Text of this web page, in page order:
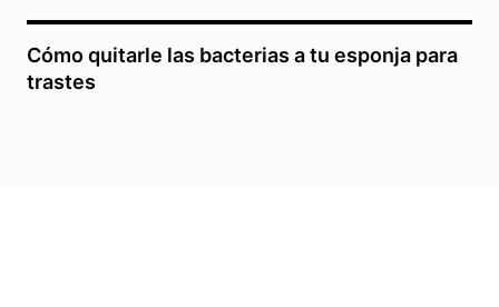
Cómo quitarle las bacterias a tu esponja para
trastes